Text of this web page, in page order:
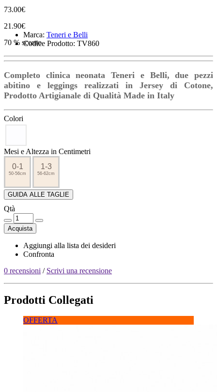
73.00€
21.90€
70 % sconto
Marca: Teneri e Belli
Codice Prodotto: TV860
Completo clinica neonata Teneri e Belli, due pezzi
abitino e leggings realizzati in Jersey di Cotone,
Prodotto Artigianale di Qualità Made in Italy
Colori
Mesi e Altezza in Centimetri
0-1
50-56cm
1-3
56-62cm
GUIDA ALLE TAGLIE
Qtà
Acquista
Aggiungi alla lista dei desideri
Confronta
0 recensioni / Scrivi una recensione
Prodotti Collegati
OFFERTA